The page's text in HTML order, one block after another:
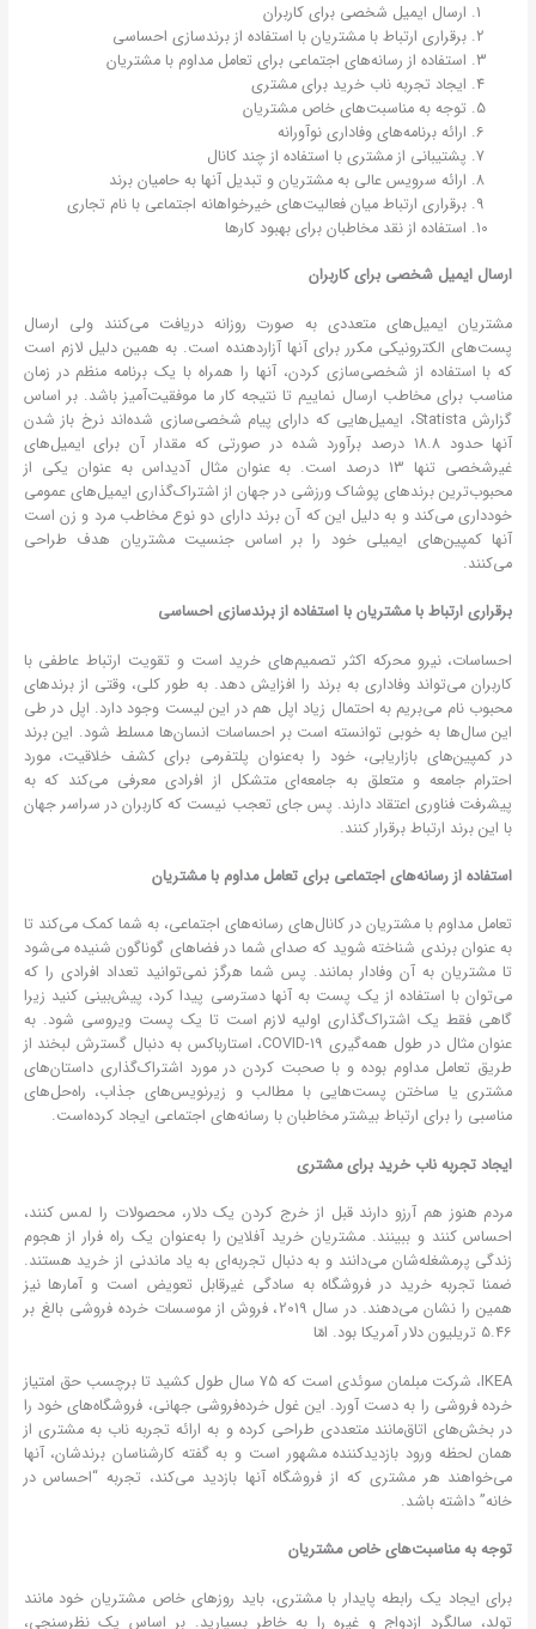
ارسال ایمیل شخصی برای کاربران
برقراری ارتباط با مشتریان با استفاده از برندسازی احساسی
استفاده از رسانه‌های اجتماعی برای تعامل مداوم با مشتریان
ایجاد تجربه ناب خرید برای مشتری
توجه به مناسبت‌های خاص مشتریان
ارائه برنامه‌های وفاداری نوآورانه
پشتیبانی از مشتری با استفاده از چند کانال
ارائه سرویس عالی به مشتریان و تبدیل آنها به حامیان برند
برقراری ارتباط میان فعالیت‌های خیرخواهانه اجتماعی با نام تجاری
استفاده از نقد مخاطبان برای بهبود کارها
ارسال ایمیل شخصی برای کاربران
مشتریان ایمیل‌های متعددی به صورت روزانه دریافت می‌کنند ولی ارسال
پست‌های الکترونیکی مکرر برای آنها آزاردهنده است. به همین دلیل لازم است
که با استفاده از شخصی‌سازی کردن، آنها را همراه با یک برنامه منظم در زمان
مناسب برای مخاطب ارسال نماییم تا نتیجه کار ما موفقیت‌آمیز باشد. بر اساس
گزارش Statista، ایمیل‌هایی که دارای پیام شخصی‌سازی شده‌اند نرخ باز شدن
آنها حدود 18.8 درصد برآورد شده در صورتی که مقدار آن برای ایمیل‌های
غیرشخصی تنها 13 درصد است. به عنوان مثال آدیداس به عنوان یکی از
محبوب‌ترین برندهای پوشاک ورزشی در جهان از اشتراک‌گذاری ایمیل‌های عمومی
خودداری می‌کند و به دلیل این که آن برند دارای دو نوع مخاطب مرد و زن است
آنها کمپین‌های ایمیلی خود را بر اساس جنسیت مشتریان هدف طراحی
می‌کنند.
برقراری ارتباط با مشتریان با استفاده از برندسازی احساسی
احساسات، نیرو محرکه اکثر تصمیم‌های خرید است و تقویت ارتباط عاطفی با
کاربران می‌تواند وفاداری به برند را افزایش دهد. به طور کلی، وقتی از برندهای
محبوب نام می‌بریم به احتمال زیاد اپل هم در این لیست وجود دارد. اپل در طی
این سال‌ها به خوبی توانسته است بر احساسات انسان‌ها مسلط شود. این برند
در کمپین‌های بازاریابی، خود را به‌عنوان پلتفرمی برای کشف خلاقیت، مورد
احترام جامعه و متعلق به جامعه‌ای متشکل از افرادی معرفی می‌کند که به
پیشرفت فناوری اعتقاد دارند. پس جای تعجب نیست که کاربران در سراسر جهان
با این برند ارتباط برقرار کنند.
استفاده از رسانه‌های اجتماعی برای تعامل مداوم با مشتریان
تعامل مداوم با مشتریان در کانال‌های رسانه‌های اجتماعی، به شما کمک می‌کند تا
به عنوان برندی شناخته ‌شوید که صدای شما در فضاهای گوناگون شنیده می‌شود
تا مشتریان به آن وفادار بمانند. پس شما هرگز نمی‌توانید تعداد افرادی را که
می‌توان با استفاده از یک پست به آنها دسترسی پیدا کرد، پیش‌بینی کنید زیرا
گاهی فقط یک اشتراک‌گذاری اولیه لازم است تا یک پست ویروسی شود. به
عنوان مثال در طول همه‌گیری COVID-19، استارباکس به دنبال گسترش لبخند از
طریق تعامل مداوم بوده و با صحبت کردن در مورد اشتراک‌گذاری داستان‌های
مشتری یا ساختن پست‌هایی با مطالب و زیرنویس‌های جذاب، راه‌حل‌های
مناسبی را برای ارتباط بیشتر مخاطبان با رسانه‌های اجتماعی ایجاد کرده‌است.
ایجاد تجربه ناب خرید برای مشتری
مردم هنوز هم آرزو دارند قبل از خرج کردن یک دلار، محصولات را لمس کنند،
احساس کنند و ببینند. مشتریان خرید آفلاین را به‌عنوان یک راه فرار از هجوم
زندگی پرمشغله‌شان می‌دانند و به دنبال تجربه‌ای به یاد ماندنی از خرید هستند.
ضمنا تجربه خرید در فروشگاه به سادگی غیرقابل تعویض است و آمارها نیز
همین را نشان می‌دهند. در سال 2019، فروش از موسسات خرده فروشی بالغ بر
5.46 تریلیون دلار آمریکا بود. امّا
IKEA، شرکت مبلمان سوئدی است که 75 سال طول کشید تا برچسب حق امتیاز
خرده فروشی را به دست آورد. این غول خرده‌فروشی جهانی، فروشگاه‌های خود را
در بخش‌های اتاق‌مانند متعددی طراحی کرده و به ارائه تجربه‌ ناب به مشتری از
همان لحظه ورود بازدیدکننده مشهور است و به گفته کارشناسان برندشان، آنها
می‌خواهند هر مشتری که از فروشگاه آنها بازدید می‌کند، تجربه “احساس در
خانه” داشته باشد.
توجه به مناسبت‌های خاص مشتریان
برای ایجاد یک رابطه پایدار با مشتری، باید روزهای خاص مشتریان خود مانند
تولد، سالگرد ازدواج و غیره را به خاطر بسپارید. بر اساس یک نظرسنجی،